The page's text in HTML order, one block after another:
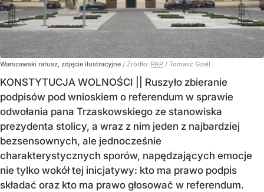
Warszawski ratusz, zdjęcie ilustracyjne / Źródło: PAP / Tomasz Gzell
KONSTYTUCJA WOLNOŚCI || Ruszyło zbieranie
podpisów pod wnioskiem o referendum w sprawie
odwołania pana Trzaskowskiego ze stanowiska
prezydenta stolicy, a wraz z nim jeden z najbardziej
bezsensownych, ale jednocześnie
charakterystycznych sporów, napędzających emocje
nie tylko wokół tej inicjatywy: kto ma prawo podpis
składać oraz kto ma prawo głosować w referendum.